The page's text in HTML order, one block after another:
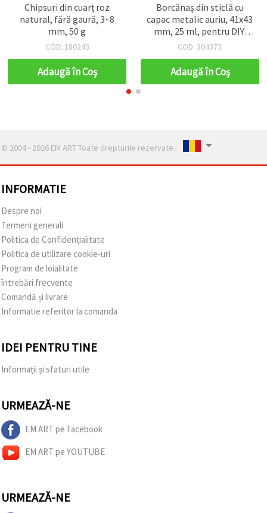
Chipsuri din cuarț roz
natural, fără gaură, 3~8
mm, 50 g
COD: 180243
Adaugă în Coş
Borcănaș din sticlă cu
capac metalic auriu, 41x43
mm, 25 ml, pentru DIY,
craft și handmade
COD: 304373
Adaugă în Coş
© 2004 - 2026 EM ART Toate drepturile rezervate..
INFORMATIE
Despre noi
Termeni generali
Politica de Confidențialitate
Politica de utilizare cookie-uri
Program de loialitate
întrebări frecvente
Comandă și livrare
Informatie referitor la comanda
IDEI PENTRU TINE
Informații și sfaturi utile
URMEAZĂ-NE
EM ART pe Facebook
EM ART pe YOUTUBE
URMEAZĂ-NE